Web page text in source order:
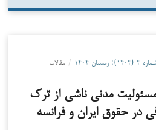
/ مقالات
مدنی ناشی از ترک
در حقوق ایران و فرانسه